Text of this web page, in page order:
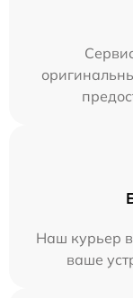
Наш курьер
ваше